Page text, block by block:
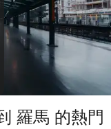
羅馬 的熱門